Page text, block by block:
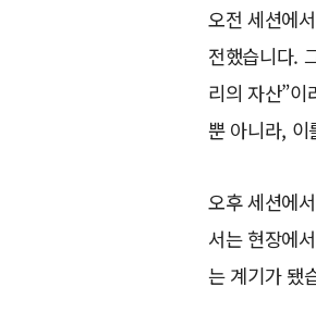
오전 세션에
전했습니다.
리의 자산”이
뿐 아니라, 이
오후 세션에
서는 현장에
는 계기가 됐